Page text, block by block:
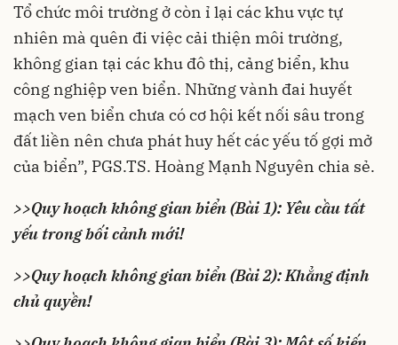
Tổ chức môi trường ở còn ỉ lại các khu vực tự
nhiên mà quên đi việc cải thiện môi trường,
không gian tại các khu đô thị, cảng biển, khu
công nghiệp ven biển. Những vành đai huyết
mạch ven biển chưa có cơ hội kết nối sâu trong
đất liền nên chưa phát huy hết các yếu tố gợi mở
của biển”, PGS.TS. Hoàng Mạnh Nguyên chia sẻ.
>>Quy hoạch không gian biển (Bài 1): Yêu cầu tất
yếu trong bối cảnh mới!
>>Quy hoạch không gian biển (Bài 2): Khẳng định
chủ quyền!